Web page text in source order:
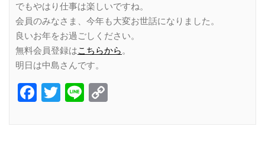
でもやはり仕事は楽しいですね。
会員のみなさま、今年も大変お世話になりました。
良いお年をお過ごしください。
無料会員登録はこちらから 。
明日は中島さんです。
Facebook
Twitter
Line